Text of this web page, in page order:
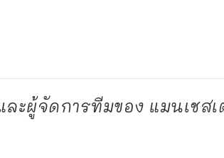
ะผู้จัดการทีมของ แมนเชสเ